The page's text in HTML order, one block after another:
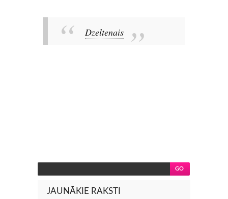
Dzeltenais
JAUNĀKIE RAKSTI